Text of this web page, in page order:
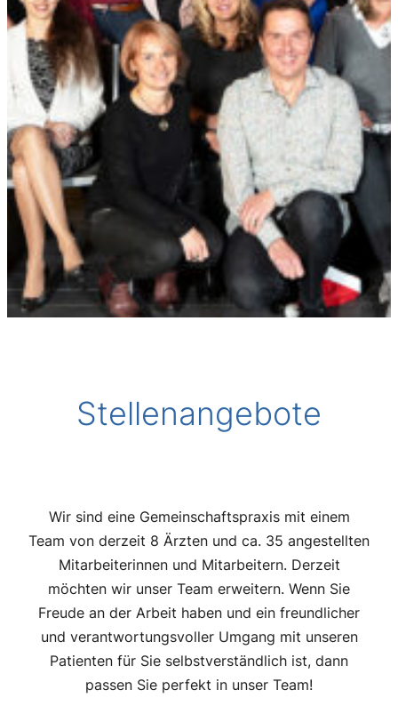
Stellenangebote
Wir sind eine Gemeinschaftspraxis mit einem
Team von derzeit 8 Ärzten und ca. 35 angestellten
Mitarbeiterinnen und Mitarbeitern. Derzeit
möchten wir unser Team erweitern. Wenn Sie
Freude an der Arbeit haben und ein freundlicher
und verantwortungsvoller Umgang mit unseren
Patienten für Sie selbstverständlich ist, dann
passen Sie perfekt in unser Team!